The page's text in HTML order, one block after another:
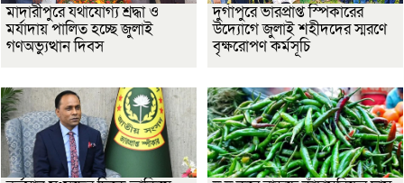
মাদারীপুরে যথাযোগ্য শ্রদ্ধা ও
মর্যাদায় পালিত হচ্ছে জুলাই
গণঅভ্যুত্থান দিবস
দুর্গাপুরে ভারপ্রাপ্ত স্পিকারের
উদ্যোগে জুলাই শহীদদের স্মরণে
বৃক্ষরোপণ কর্মসূচি